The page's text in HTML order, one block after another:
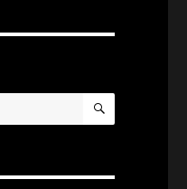
ZOEKEN